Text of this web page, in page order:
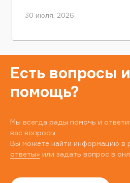
30 июля, 2026
Есть вопросы
помощь?
Мы всегда рады помочь и
вас вопросы.
Вы можете найти информацию в
ответы» или задать вопрос в